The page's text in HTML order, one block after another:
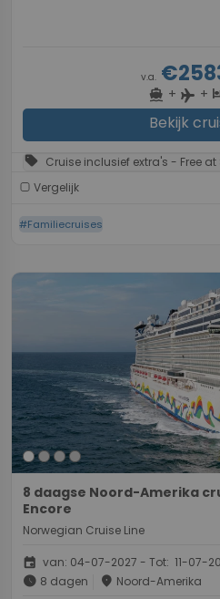
v.a.
directions_boat + flight +
Bekijk
sell Cruise inclusief extra's - Free at
Vergelijk
#Familiecruises
8 daagse Noord-Amerika
Encore
Norwegian Cruise Line
event van: 04-07-2027 - Tot: 11-07-
schedule 8 dagen place Noord-Amerika